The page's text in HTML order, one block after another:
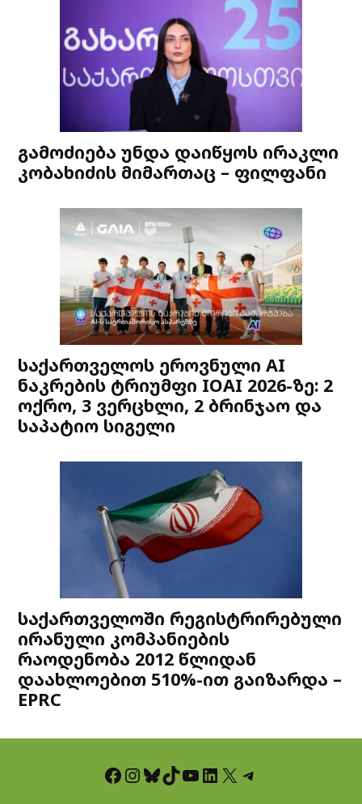
გამოძიება უნდა დაიწყოს ირაკლი
კობახიძის მიმართაც – ფილფანი
საქართველოს ეროვნული AI
ნაკრების ტრიუმფი IOAI 2026-ზე: 2
ოქრო, 3 ვერცხლი, 2 ბრინჯაო და
საპატიო სიგელი
საქართველოში რეგისტრირებული
ირანული კომპანიების
რაოდენობა 2012 წლიდან
დაახლოებით 510%-ით გაიზარდა –
EPRC
Facebook InstagramBluesky TikTok YouTube LinkedIn X Telegram